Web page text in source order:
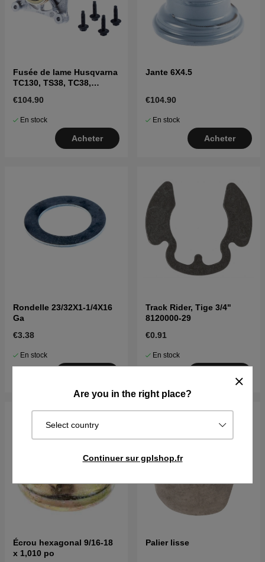
Are you in the right place?
Select country
Continuer sur gplshop.fr
Fusée de lame Husqvarna
TC130, TS38, TC38,
€104.90
En stock
Acheter
Jante 6X4.5
€104.90
En stock
Acheter
Rondelle 23/32X1-1/4X16
Ga
€3.38
En stock
Track Rider, Tige 3/4"
8120000-29
€0.91
En stock
Écrou hexagonal 9/16-18
x 1,010 po
Palier lisse